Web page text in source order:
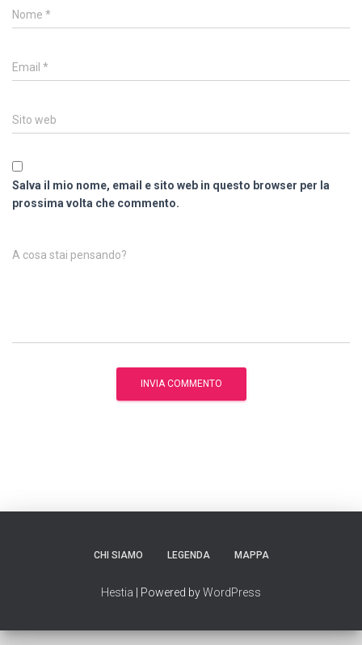
Nome *
Email *
Sito web
Salva il mio nome, email e sito web in questo browser per la
prossima volta che commento.
A cosa stai pensando?
CHI SIAMO LEGENDA MAPPA
Hestia | Powered byWordPress